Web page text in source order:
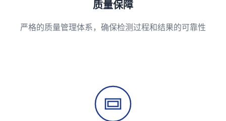
质量保障
严格的质量管理体系，确保检测过程和结果的可靠性